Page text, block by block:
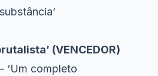
(VENCEDOR)
‘Um completo